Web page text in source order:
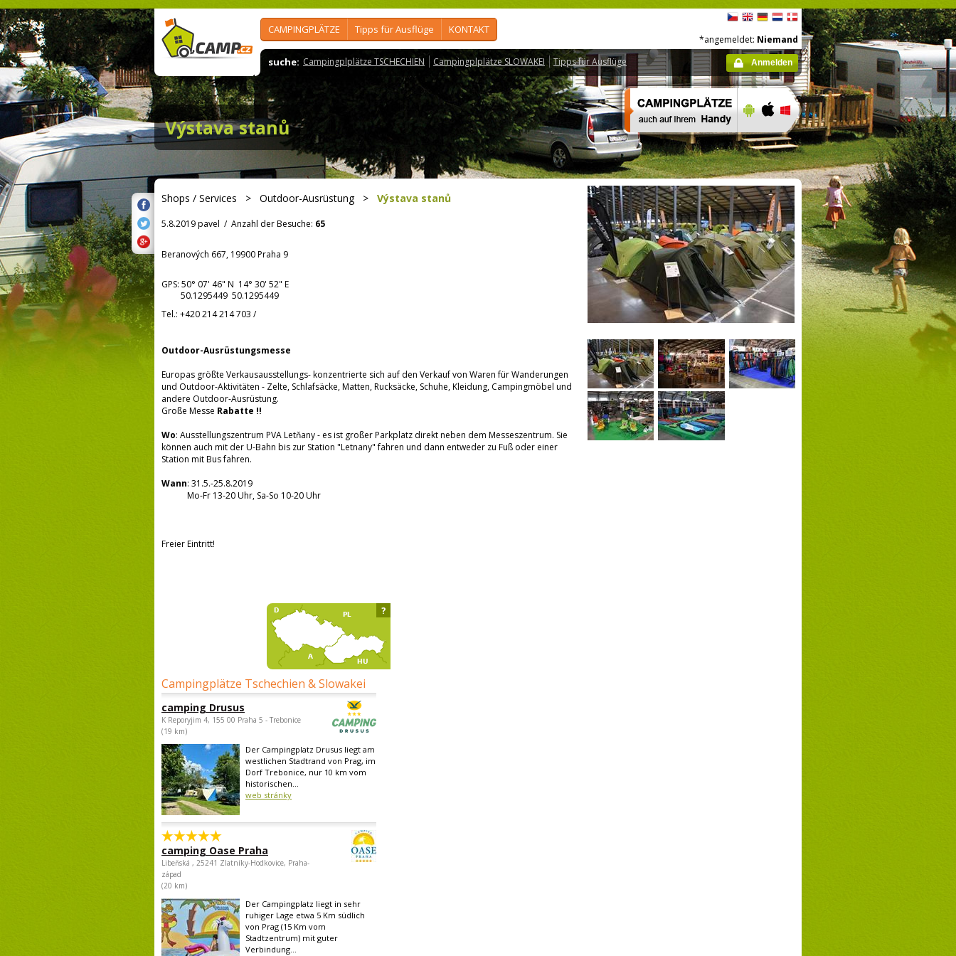
CAMPINGPLÄTZE Tipps für Ausflüge KONTAKT
suche: Campingplplätze TSCHECHIEN Campingplplätze SLOWAKEI Tipps für Ausflüge
*angemeldet: Niemand
Anmelden
Výstava stanů
Shops / Services > Outdoor-Ausrüstung> Výstava stanů
5.8.2019 pavel / Anzahl der Besuche: 65
Beranových 667, 19900 Praha 9
GPS: 50° 07' 46" N 14° 30' 52" E
50.1295449 50.1295449
Tel.: +420 214 214 703 /
Outdoor-Ausrüstungsmesse
Europas größte Verkausausstellungs- konzentrierte sich auf den Verkauf von Waren für Wanderungen
und Outdoor-Aktivitäten - Zelte, Schlafsäcke, Matten, Rucksäcke, Schuhe, Kleidung, Campingmöbel und
andere Outdoor-Ausrüstung.
Große Messe Rabatte !!
Wo: Ausstellungszentrum PVA Letňany - es ist großer Parkplatz direkt neben dem Messeszentrum. Sie
können auch mit der U-Bahn bis zur Station "Letnany" fahren und dann entweder zu Fuß oder einer
Station mit Bus fahren.
Wann: 31.5.-25.8.2019
Mo-Fr 13-20 Uhr, Sa-So 10-20 Uhr
Freier Eintritt!
Campingplätze Tschechien & Slowakei
camping Drusus
K Reporyjim 4, 155 00 Praha 5 - Trebonice
(19 km)
Der Campingplatz Drusus liegt am
westlichen Stadtrand von Prag, im
Dorf Trebonice, nur 10 km vom
historischen...
web stránky
camping Oase Praha
Libeňská , 25241 Zlatníky-Hodkovice, Praha-
západ
(20 km)
Der Campingplatz liegt in sehr
ruhiger Lage etwa 5 Km südlich
von Prag (15 Km vom
Stadtzentrum) mit guter
Verbindung...
?